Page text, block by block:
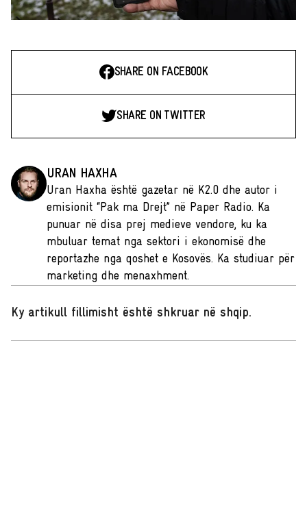
SHARE ON FACEBOOK
SHARE ON TWITTER
URAN HAXHA
Uran Haxha është gazetar në K2.0 dhe autor i
emisionit “Pak ma Drejt” në Paper Radio. Ka
punuar në disa prej medieve vendore, ku ka
mbuluar temat nga sektori i ekonomisë dhe
reportazhe nga qoshet e Kosovës. Ka studiuar për
marketing dhe menaxhment.
Ky artikull fillimisht është shkruar në shqip.